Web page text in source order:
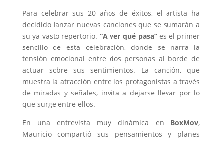
Para celebrar sus 20 años de éxitos, el artista ha
decidido lanzar nuevas canciones que se sumarán a
su ya vasto repertorio. “A ver qué pasa”es el primer
sencillo de esta celebración, donde se narra la
tensión emocional entre dos personas al borde de
actuar sobre sus sentimientos. La canción, que
muestra la atracción entre los protagonistas a través
de miradas y señales, invita a dejarse llevar por lo
que surge entre ellos.
En una entrevista muy dinámica en BoxMov,
Mauricio compartió sus pensamientos y planes